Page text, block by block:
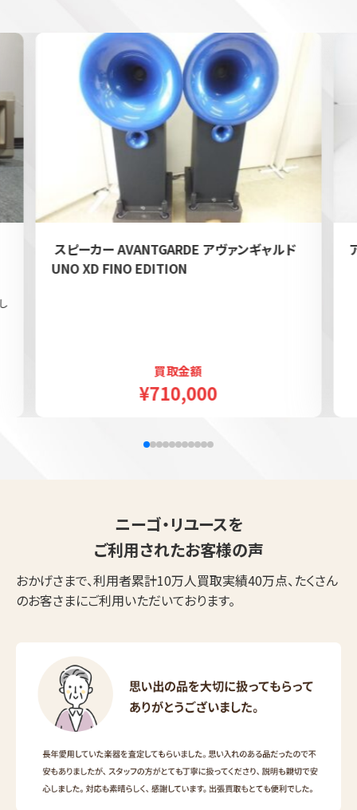
かんたん査定見積 0120-1212-25
スピーカー AVANTGARDE アヴァンギャルド
UNO XD FINO EDITION
買取金額
¥710,000
ニーゴ・リユースを
ご利用されたお客様の声
おかげさまで、利用者累計10万人買取実績40万点、たくさん
のお客さまにご利用いただいております。